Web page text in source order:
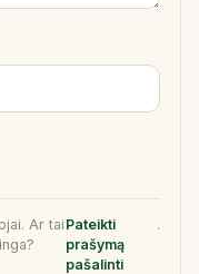
Ar tai Pateikti
prašymą
pašalinti
.